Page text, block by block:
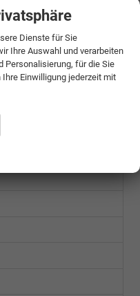
Dienste für Sie
Ihre Auswahl und verarbeiten
Personalisierung, für die Sie
Einwilligung jederzeit mit